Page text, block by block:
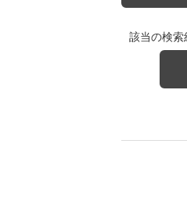
該当の検索